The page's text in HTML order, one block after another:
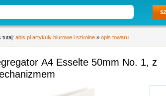
tutaj: abis.pl artykuły biurowe i szkolne » opis towaru
A4 Esselte 50mm No. 1, z